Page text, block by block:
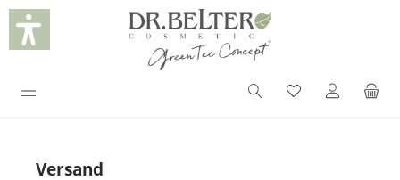
content
Versand